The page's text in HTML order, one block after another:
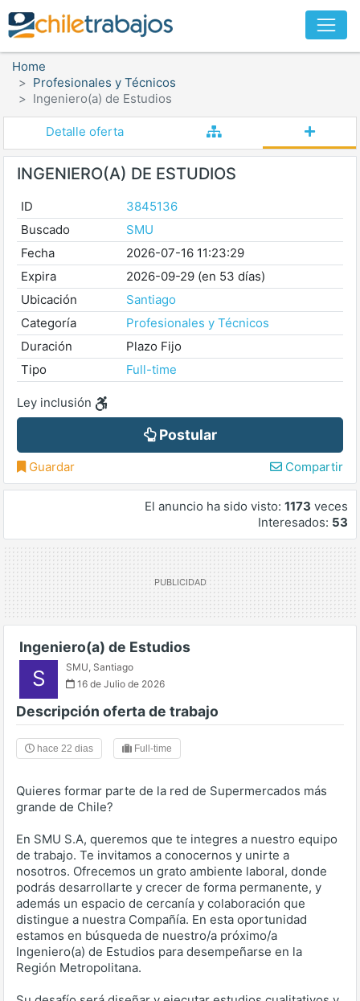
Home
Profesionales y Técnicos
Ingeniero(a) de Estudios
Detalle oferta
INGENIERO(A) DE ESTUDIOS
ID
3845136
Buscado
SMU
Fecha
2026-07-16 11:23:29
Expira
2026-09-29 (en 53 días)
Ubicación
Santiago
Categoría
Profesionales y Técnicos
Duración
Plazo Fijo
Tipo
Full-time
Ley inclusión
Postular
Guardar Compartir
El anuncio ha sido visto: 1173 veces
Interesados: 53
Ingeniero(a) de Estudios
S SMU, Santiago
16 de Julio de 2026
Descripción oferta de trabajo
hace 22 dias Full-time
Quieres formar parte de la red de Supermercados más
grande de Chile?
En SMU S.A, queremos que te integres a nuestro equipo
de trabajo. Te invitamos a conocernos y unirte a
nosotros. Ofrecemos un grato ambiente laboral, donde
podrás desarrollarte y crecer de forma permanente, y
además un espacio de cercanía y colaboración que
distingue a nuestra Compañía. En esta oportunidad
estamos en búsqueda de nuestro/a próximo/a
Ingeniero(a) de Estudios para desempeñarse en la
Región Metropolitana.